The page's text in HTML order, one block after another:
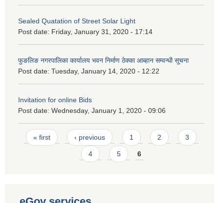
Sealed Quatation of Street Solar Light
Post date: Friday, January 31, 2020 - 17:14
फुङलिङ नगरपालिका कार्यालय भवन निर्माण ठेक्का आब्हान सम्वन्धी सूचना
Post date: Tuesday, January 14, 2020 - 12:22
Invitation for online Bids
Post date: Wednesday, January 1, 2020 - 09:06
Pages
« first ‹ previous 1 2 3
4 5 6